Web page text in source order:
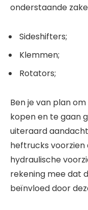
onderstaande
Sideshifters;
Klemmen;
Rotators;
Ben je van plan
kopen en te gaan
uiteraard
heftrucks voorzien
hydraulische
rekening mee dat
beïnvloed door